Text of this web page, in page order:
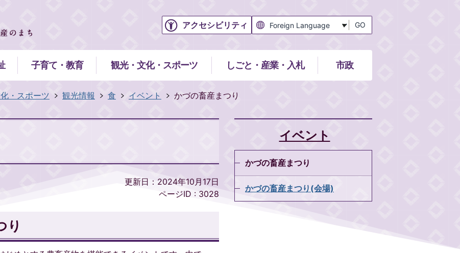
アクセシビリティ GO
子育て・教育 観光・文化・スポーツ しごと・産業・入札 市政
・スポーツ 観光情報 食 イベント かづの畜産まつり
更新日：2024年10月17日
ページID : 3028
り
イベント
かづの畜産まつり
かづの畜産まつり(会場)